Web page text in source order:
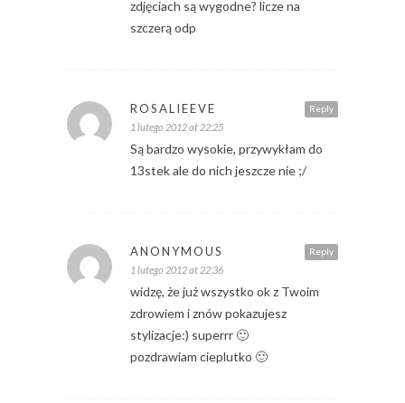
zdjęciach są wygodne? licze na
szczerą odp
Reply
ROSALIEEVE
1 lutego 2012 at 22:25
Są bardzo wysokie, przywykłam do
13stek ale do nich jeszcze nie ;/
Reply
ANONYMOUS
1 lutego 2012 at 22:36
widzę, że już wszystko ok z Twoim
zdrowiem i znów pokazujesz
stylizacje:) superrr 🙂
pozdrawiam cieplutko 🙂